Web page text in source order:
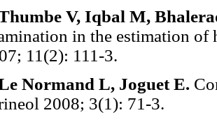
V, Iqbal M,
in the estimation
11(2): 111-3.
Normand L, Joguet E.
2008; 3(1): 71-3.